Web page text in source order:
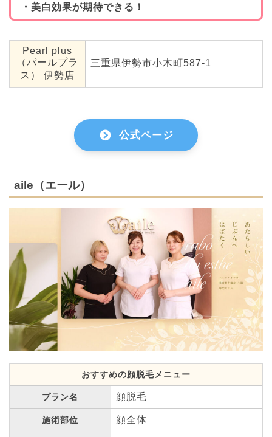
・美白効果が期待できる！
Pearl plus
（パールプラ
ス） 伊勢店
三重県伊勢市小木町587-1
公式ページ
aile（エール）
おすすめの顔脱毛メニュー
プラン名 顔脱毛
施術部位 顔全体